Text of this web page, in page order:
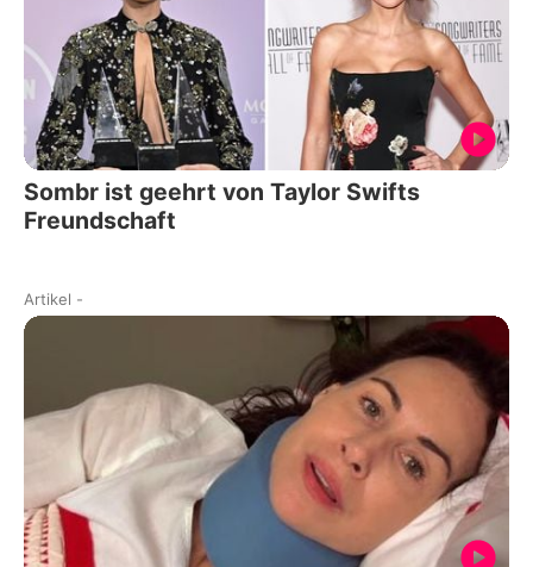
Sombr ist geehrt von Taylor Swifts
Freundschaft
Artikel -